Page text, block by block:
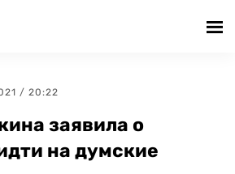
/ 20:22
заявила о
на думские